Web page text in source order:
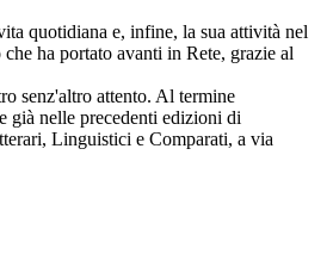
quotidiana e, infine, la sua attività nel
ha portato avanti in Rete, grazie al
senz'altro attento. Al termine
già nelle precedenti edizioni di
Linguistici e Comparati, a via